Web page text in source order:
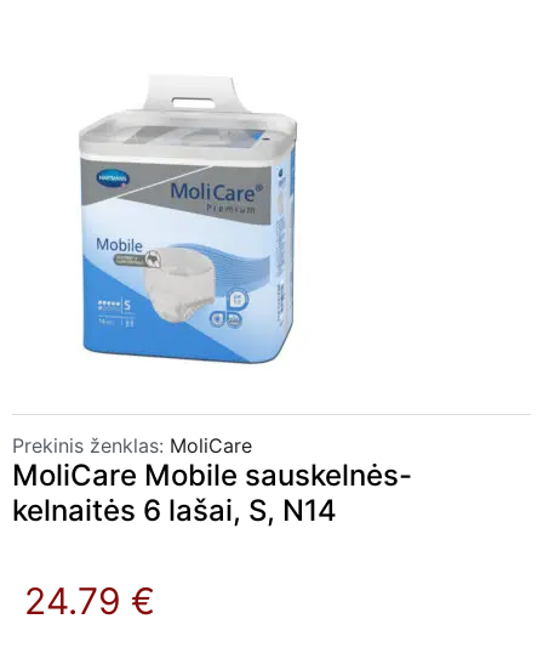
Prekinis ženklas: MoliCare
MoliCare Mobile sauskelnės-
kelnaitės 6 lašai, S, N14
24.79 €